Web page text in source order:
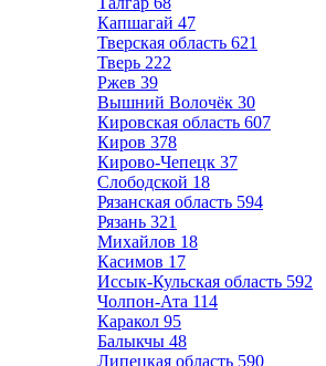
Капшагай 47
Тверская область 621
Тверь 222
Ржев 39
Вышний Волочёк 30
Кировская область 607
Киров 378
Кирово-Чепецк 37
Слободской 18
Рязанская область 594
Рязань 321
Михайлов 18
Касимов 17
Иссык-Кульская область 592
Чолпон-Ата 114
Каракол 95
Балыкчы 48
Липецкая область 590